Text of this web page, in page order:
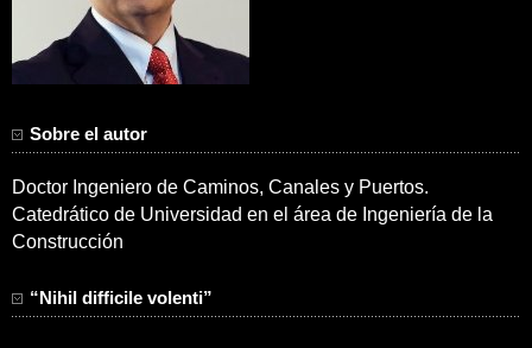
Sobre el autor
Doctor Ingeniero de Caminos, Canales y Puertos.
Catedrático de Universidad en el área de Ingeniería de la
Construcción
“Nihil difficile volenti”